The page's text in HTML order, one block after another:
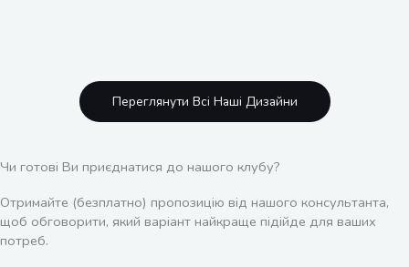
Переглянути Всі Наші Дизайни
Чи готові Ви приєднатися до нашого клубу?
Отримайте (безплатно) пропозицію від нашого консультанта,
щоб обговорити, який варіант найкраще підійде для ваших
потреб.